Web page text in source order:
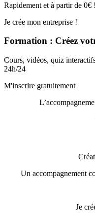
Rapidement et à partir de 0€ !
Je crée mon entreprise !
Formation : Créez
Cours, vidéos, quiz
24h/24
M'inscrire gratuitement
Un accompagnement
Je